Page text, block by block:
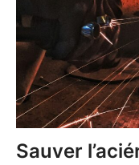
Sauver